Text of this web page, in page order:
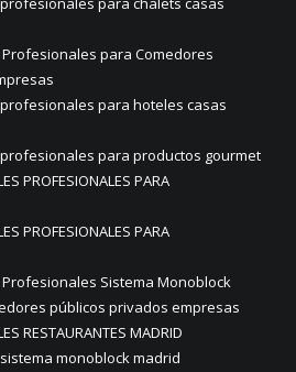
para Comedores
para hoteles casas
para productos gourmet
PROFESIONALES PARA
PROFESIONALES PARA
Sistema Monoblock
públicos privados empresas
RESTAURANTES MADRID
monoblock madrid